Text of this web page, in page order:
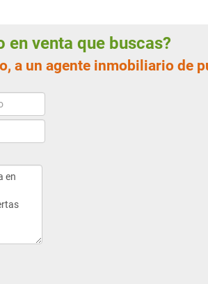
en venta que buscas?
a un agente inmobiliario de